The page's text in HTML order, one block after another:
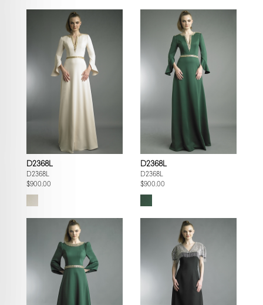
D2368L
D2368L
$900.00
D2368L
D2368L
$900.00